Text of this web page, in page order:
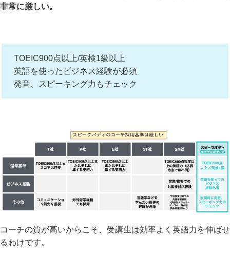
非常に厳しい。
TOEIC900点以上/英検1級以上
英語を使ったビジネス経験が必須
発音、スピーキング力もチェック
コーチの質が高いからこそ、受講生は効率よく英語力を伸ばせ
るわけです。